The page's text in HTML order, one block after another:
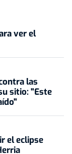
ver el
las
sitio: "Este
el eclipse